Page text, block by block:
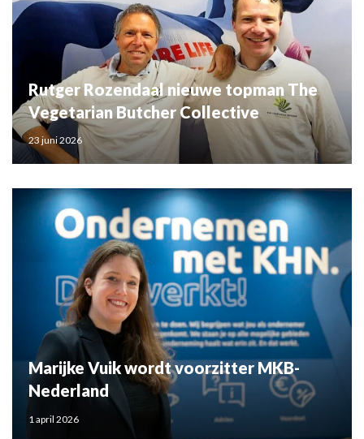
Rutger Rozendaal nieuwe topman The
Vegetarian Butcher Collective
23 juni 2026
Marijke Vuik wordt voorzitter MKB-
Nederland
1 april 2026